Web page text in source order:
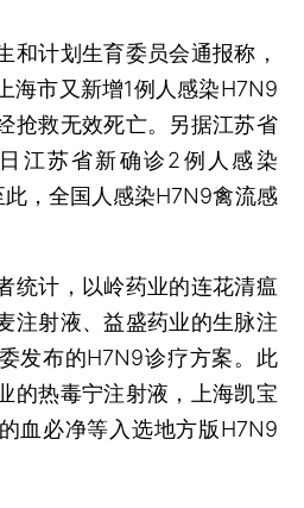
计划生育委员会通报称，
海市又新增1例人感染H7N9
抢救无效死亡。另据江苏省
江苏省新确诊2例人感染
，全国人感染H7N9禽流感
计，以岭药业的连花清瘟
注射液、益盛药业的生脉注
发布的H7N9诊疗方案。此
的热毒宁注射液，上海凯宝
血必净等入选地方版H7N9